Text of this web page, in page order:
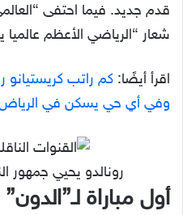
قدم جديد. فيما احتفى
شعار “الرياضي الأعظم عالميا
اقرأ أيضًا: كم راتب كريستيانو
وفي أي حي يسكن في
رونالدو يحيي جمهور
أول مباراة